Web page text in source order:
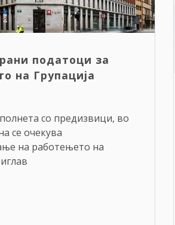
податоци за
на Групација
со предизвици, во
се очекува
на работењето на